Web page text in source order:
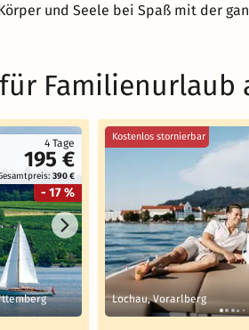
und Seele bei Spaß mit der
Familienurlaub
4 Tage
195 €
390 €
- 17 %
Kostenlos stornierbar
Lochau, Vorarlberg